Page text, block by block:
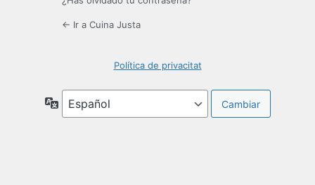
← Ir a Cuina Justa
Política de privacitat
Idioma